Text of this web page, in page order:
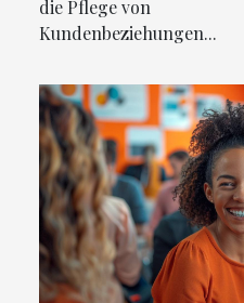
die Pflege von
Kundenbeziehungen...